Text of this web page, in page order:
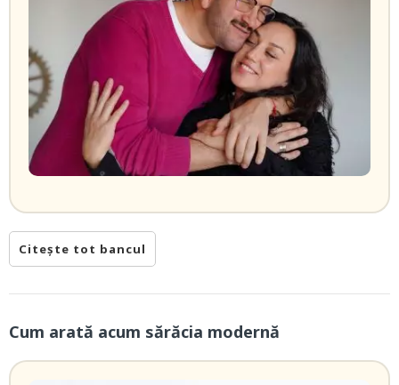
Citește tot bancul
Cum arată acum sărăcia modernă